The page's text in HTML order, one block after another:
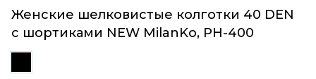
Женские шелковистые колготки 40 DEN
с шортиками NEW MilanKo, PH-400